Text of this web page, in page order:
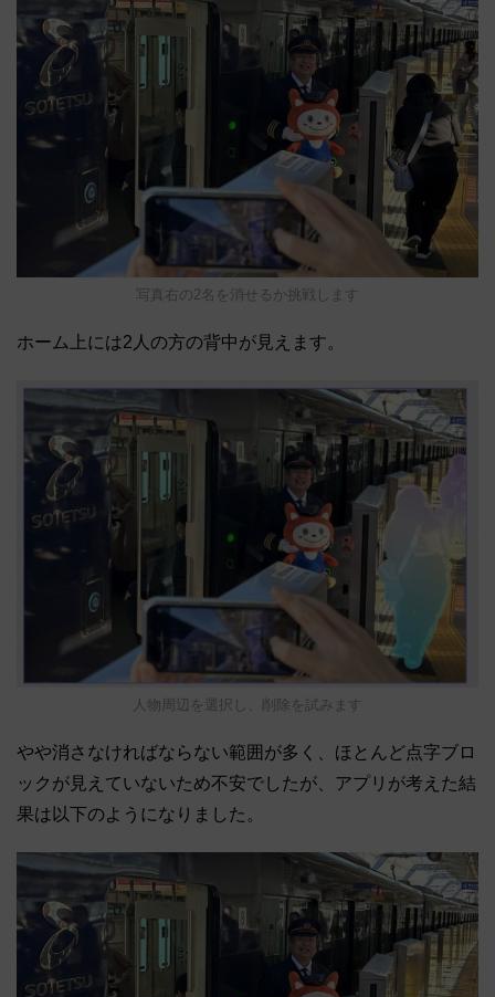
写真右の2名を消せるか挑戦します
ホーム上には2人の方の背中が見えます。
人物周辺を選択し、削除を試みます
やや消さなければならない範囲が多く、ほとんど点字ブロ
ックが見えていないため不安でしたが、アプリが考えた結
果は以下のようになりました。